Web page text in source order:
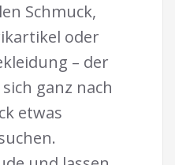
Schmuck,
oder
– der
ganz nach
etwas